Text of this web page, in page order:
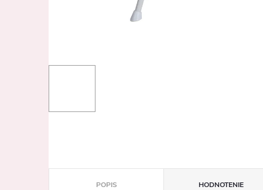
POPIS HODNOTENIE